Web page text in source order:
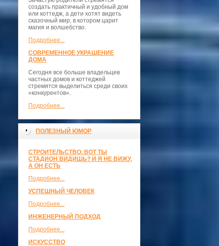
создать практичный и удобный дом
или коттедж, а дети хотят видеть
сказочный мир, в котором царит
магия и волшебство.
Подробнее...
СОВРЕМЕННОЕ УКРАШЕНИЕ
ДОМА
Сегодня все больше владельцев
частных домов и коттеджей
стремятся выделиться среди своих
«конкурентов».
Подробнее...
ПОЛЕЗНЫЙ ЮМОР
СТРОИТЕЛЬСТВО. ВОТ ТЫ
СТАДИОН ВИДИШЬ? И Я НЕ ВИЖУ,
А ОН ЕСТЬ
Подробнее...
УСПЕШНЫЙ ЧЕЛОВЕК
Подробнее...
ИНЖЕНЕРНЫЙ ПОДХОД
Подробнее...
ИСКУССТВО